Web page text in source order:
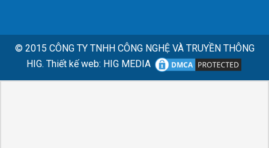
© 2015 CÔNG TY TNHH CÔNG NGHỆ VÀ TRUYỀN THÔNG
HIG. Thiết kế web: HIG MEDIA